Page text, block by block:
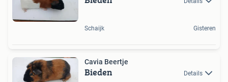
Schaijk Gisteren
Cavia Beertje
Bieden Details